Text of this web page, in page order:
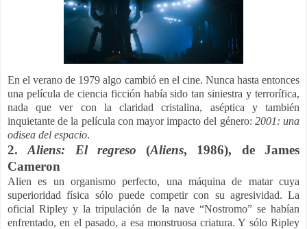
En el verano de 1979 algo cambió en el cine. Nunca hasta entonces
una película de ciencia ficción había sido tan siniestra y terrorífica,
nada que ver con la claridad cristalina, aséptica y también
inquietante de la película con mayor impacto del género: 2001: una
odisea del espacio.
2.Aliens: El regreso (Aliens, 1986), de James
Cameron
Alien es un organismo perfecto, una máquina de matar cuya
superioridad física sólo puede competir con su agresividad. La
oficial Ripley y la tripulación de la nave “Nostromo” se habían
enfrentado, en el pasado, a esa monstruosa criatura. Y sólo Ripley